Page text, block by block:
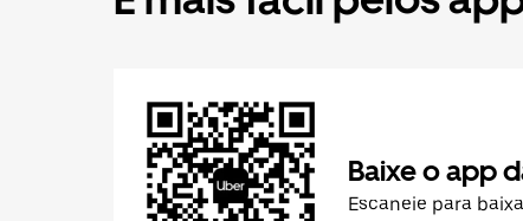
Baixe o app
Escaneie para